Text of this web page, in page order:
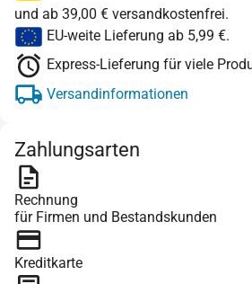
und ab 39,00 € versandkostenfrei.
EU-weite Lieferung ab 5,99 €.
Express-Lieferung für viele
Versandinformationen
Zahlungsarten
Rechnung
für Firmen und Bestandskunden
Kreditkarte